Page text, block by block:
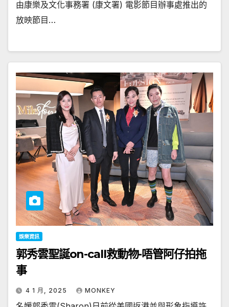
由康樂及文化事務署 (康文署) 電影節目辦事處推出的
放映節目…
娛樂資訊
郭秀雲聖誕on-call救動物-唔管阿仔拍拖
事
4 1 月, 2025 MONKEY